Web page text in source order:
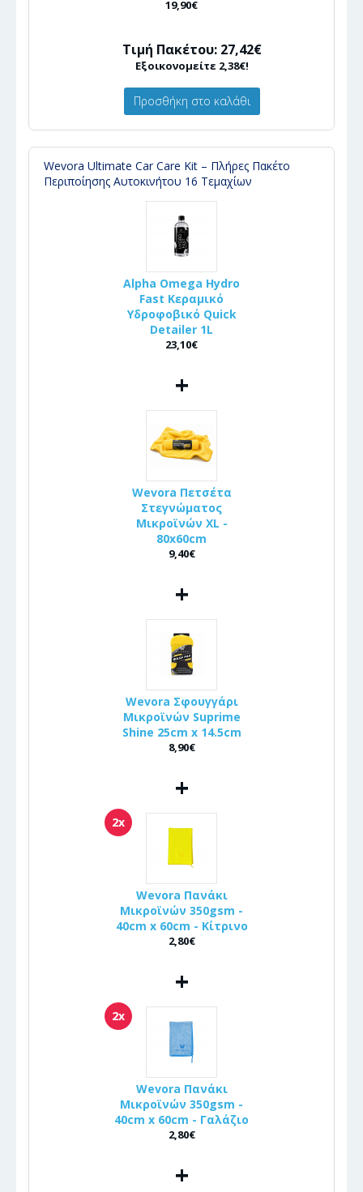
19,90€
Τιμή Πακέτου: 27,42€
Εξοικονομείτε 2,38€!
Προσθήκη στο καλάθι
Wevora Ultimate Car Care Kit – Πλήρες Πακέτο
Περιποίησης Αυτοκινήτου 16 Τεμαχίων
Alpha Omega Hydro
Fast Κεραμικό
Υδροφοβικό Quick
Detailer 1L
23,10€
+
Wevora Πετσέτα
Στεγνώματος
Μικροϊνών XL -
80x60cm
9,40€
+
Wevora Σφουγγάρι
Μικροϊνών Suprime
Shine 25cm x 14.5cm
8,90€
+
2x
Wevora Πανάκι
Μικροϊνών 350gsm -
40cm x 60cm - Κίτρινο
2,80€
+
2x
Wevora Πανάκι
Μικροϊνών 350gsm -
40cm x 60cm - Γαλάζιο
2,80€
+